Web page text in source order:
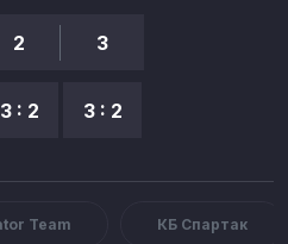
2
3 : 2
3
3 : 2
Team КБ Спартак